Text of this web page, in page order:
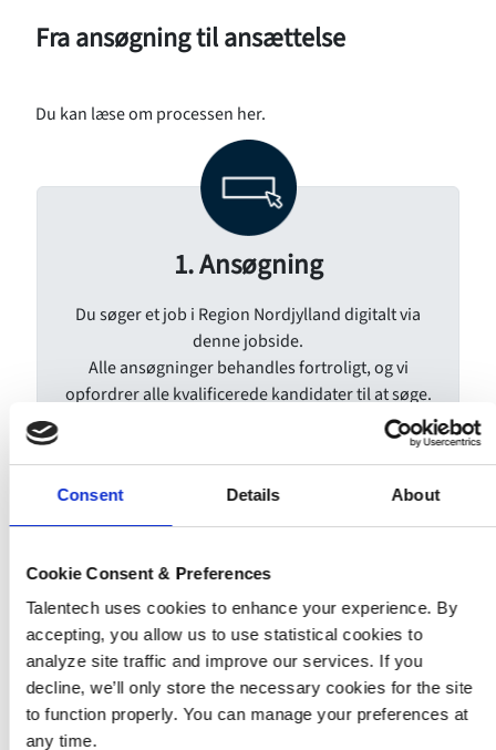
Consent Details About
Cookie Consent & Preferences
Talentech uses cookies to enhance your experience. By
accepting, you allow us to use statistical cookies to
analyze site traffic and improve our services. If you
decline, we’ll only store the necessary cookies for the site
to function properly. You can manage your preferences at
any time.
Fra ansøgning til ansættelse
Du kan læse om processen her.
1. Ansøgning
Du søger et job i Region Nordjylland digitalt via
denne jobside.
Alle ansøgninger behandles fortroligt, og vi
opfordrer alle kvalificerede kandidater til at søge.
2. Kvittering og screening
Du modtager en kvittering for din ansøgning.
Når ansøgningsfristen er udløbet, gennemgår
ansættelsesudvalget din ansøgning.